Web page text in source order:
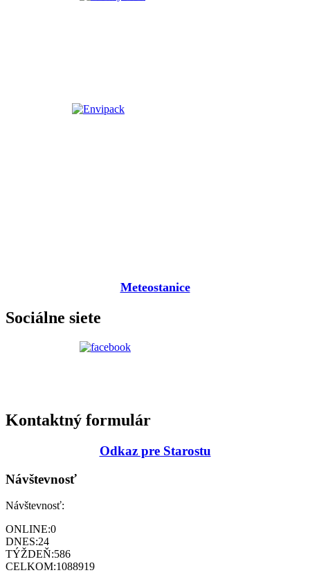
Meteostanice
Sociálne siete
Kontaktný formulár
Odkaz pre Starostu
Návštevnosť
Návštevnosť:
ONLINE:0
DNES:24
TÝŽDEŇ:586
CELKOM:1088919